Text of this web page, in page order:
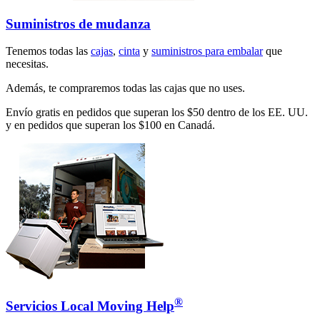
Suministros de mudanza
Tenemos todas las cajas, cinta y suministros para embalarque
necesitas.
Además, te compraremos todas las cajas que no uses.
Envío gratis en pedidos que superan los $50 dentro de los EE. UU.
y en pedidos que superan los $100 en Canadá.
Servicios Local Moving Help®